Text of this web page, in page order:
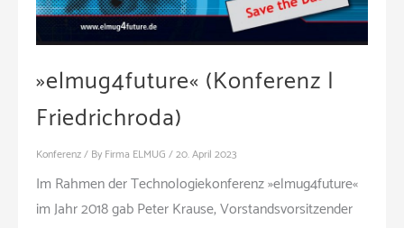
»elmug4future« (Konferenz |
Friedrichroda)
Konferenz/ By Firma ELMUG /20. April 2023
Im Rahmen der Technologiekonferenz »elmug4future«
im Jahr 2018 gab Peter Krause, Vorstandsvorsitzender